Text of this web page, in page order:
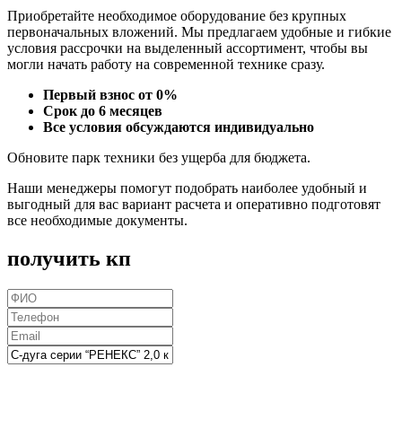
Приобретайте необходимое оборудование без крупных
первоначальных вложений. Мы предлагаем удобные и гибкие
условия рассрочки на выделенный ассортимент, чтобы вы
могли начать работу на современной технике сразу.
Первый взнос от 0%
Срок до 6 месяцев
Все условия обсуждаются индивидуально
Обновите парк техники без ущерба для бюджета.
Наши менеджеры помогут подобрать наиболее удобный и
выгодный для вас вариант расчета и оперативно подготовят
все необходимые документы.
получить кп